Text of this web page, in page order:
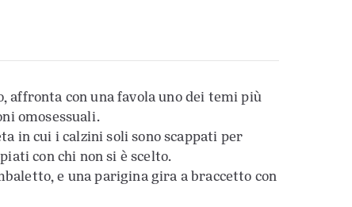
affronta con una favola uno dei temi più
omosessuali.
in cui i calzini soli sono scappati per
con chi non si è scelto.
e una parigina gira a braccetto con